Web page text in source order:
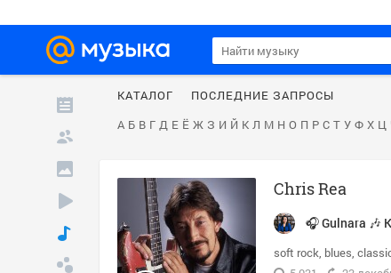
КАТАЛОГ
ПОСЛЕДНИЕ ЗАПРОСЫ
А Б В Г Д Е Ё Ж З И Й К Л М Н О П Р С Т У Ф Х Ц
Chris Rea
🎧 Gulnara 🎶 K
soft rock blues